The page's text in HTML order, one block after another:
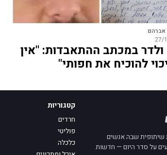
אברהם
27/
ולדר במכתב ההתאבדות: "אין
להוכיח את חפותי"
שיתופית שבה אנשים
על סדר היום — חדשות
קטגוריות
חרדים
פוליטי
כלכלה